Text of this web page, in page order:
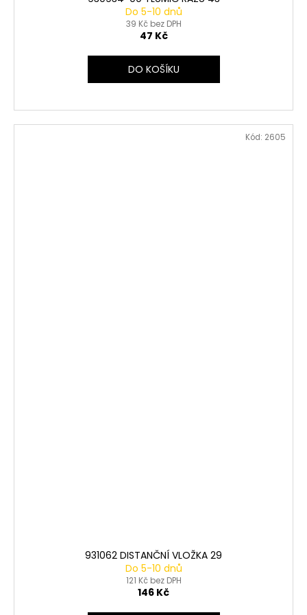
Do 5-10 dnů
39 Kč bez DPH
47 Kč
DO KOŠÍKU
931062 DISTANČNÍ VLOŽKA 29
Do 5-10 dnů
121 Kč bez DPH
146 Kč
Kód: 2605